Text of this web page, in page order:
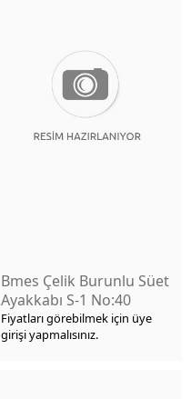
Bmes Çelik Burunlu Süet
Ayakkabı S-1 No:40
Fiyatları görebilmek için üye
girişi yapmalısınız.